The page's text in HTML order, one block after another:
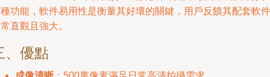
功能，軟件易用性是衡量其好壞的關鍵，用戶反饋其配套軟件
直觀且強大。
、優點